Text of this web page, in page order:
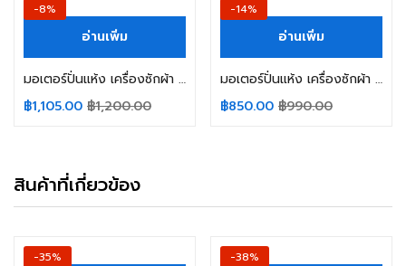
-8%
อ่านเพิ่ม
มอเตอร์ปั่นแห้ง เครื่องซักผ้า LG แอลจี 2ถัง รุ่น 105W 3ปีก แกน 12mm LG XTD-105 (AL) EAU63063201 รุ่นใหม่ อะไหล่เครื่องซักผ้า
฿1,105.00 ฿1,200.00
-14%
อ่านเพิ่ม
มอเตอร์ปั่นแห้ง เครื่องซักผ้า LG รุ่น 105W 3ปีก แกน 12mm รุ่น WP1350 WP1550 WP1650 (ทองแดงแท้) รุ่นเก่า อะไหล่เครื่องซักผ้า
฿850.00 ฿990.00
สินค้าที่เกี่ยวข้อง
-35% -38%